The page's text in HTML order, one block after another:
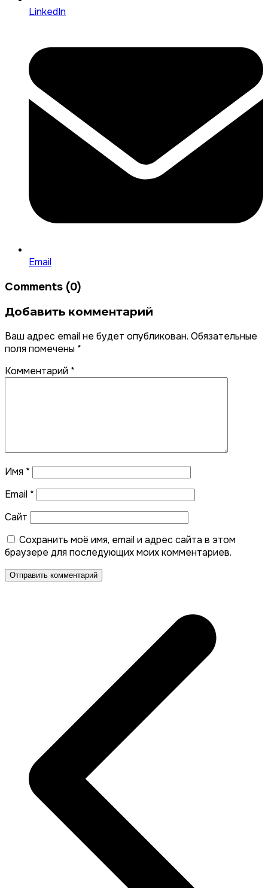
LinkedIn
Email
Comments (0)
Добавить комментарий
Ваш адрес email не будет опубликован. Обязательные
поля помечены *
Комментарий *
Имя *
Email *
Сайт
Сохранить моё имя, email и адрес сайта в этом
браузере для последующих моих комментариев.